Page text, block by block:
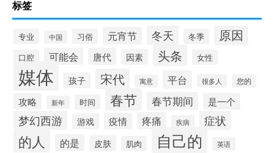
标签
专业 中国 习俗 元宵节 冬天 冬季 原因
口腔 可能会 唐代 因素 头条 女性
媒体 孩子 宋代 寓意 平台 很多人 您的
攻略 新年 时间 春节 春节期间 是一个
梦幻西游 游戏 疫情 疼痛 疾病 症状
的人 的是 皮肤 肌肉 自己的 英语